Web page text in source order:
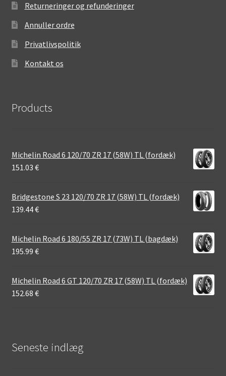
Returneringer og refunderinger
Annuller ordre
Privatlivspolitik
Kontakt os
Products
Michelin Road 6 120/70 ZR 17 (58W) TL (fordæk)
151.03 €
Bridgestone S 23 120/70 ZR 17 (58W) TL (fordæk)
139.44€
Michelin Road 6 180/55 ZR 17 (73W) TL (bagdæk)
195.99 €
Michelin Road 6 GT 120/70 ZR 17 (58W) TL (fordæk)
152.68 €
Seneste indlæg